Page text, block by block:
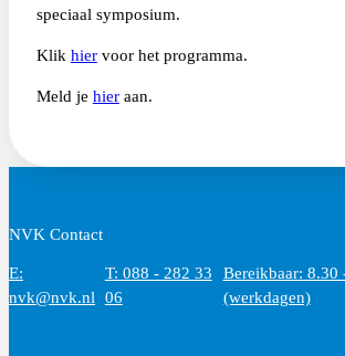
speciaal symposium.
Klik hiervoor het programma.
Meld je hieraan.
NVK Contact
E:
nvk@nvk.nl
T: 088 - 282 33
06
Bereikbaar: 8.30
(werkdagen)